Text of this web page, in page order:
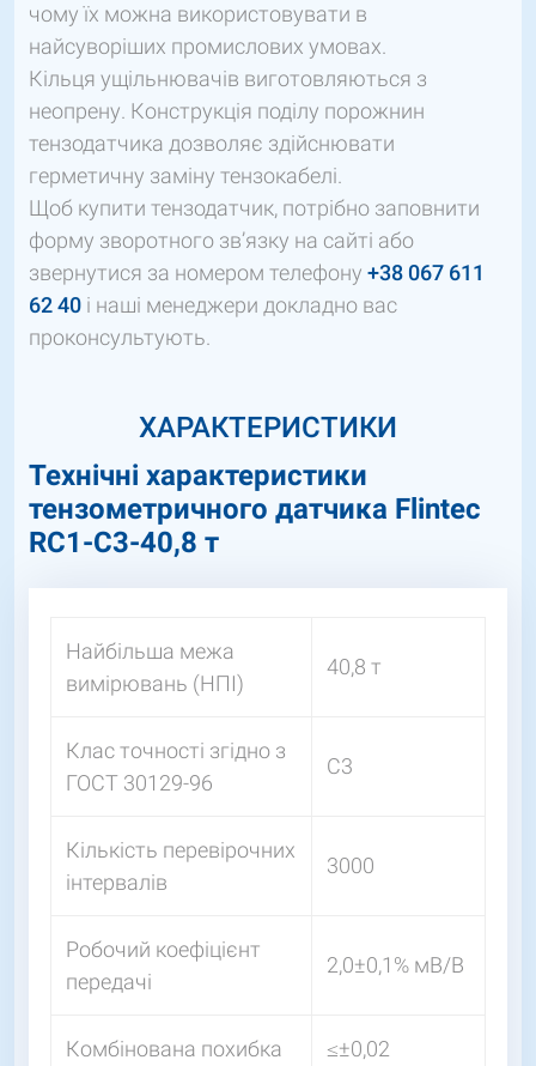
чому їх можна використовувати в
найсуворіших промислових умовах.
Кільця ущільнювачів виготовляються з
неопрену. Конструкція поділу порожнин
тензодатчика дозволяє здійснювати
герметичну заміну тензокабелі.
Щоб купити тензодатчик, потрібно заповнити
форму зворотного зв’язку на сайті або
звернутися за номером телефону +38 067 611
62 40 і наші менеджери докладно вас
проконсультують.
ХАРАКТЕРИСТИКИ
Технічні характеристики
тензометричного датчика Flintec
RC1-C3-40,8 т
Найбільша межа
вимірювань (НПІ)
40,8 т
Клас точності згідно з
ГОСТ 30129-96
C3
Кількість перевірочних
інтервалів
3000
Робочий коефіцієнт
передачі
2,0±0,1% мВ/В
Комбінована похибка ≤±0,02